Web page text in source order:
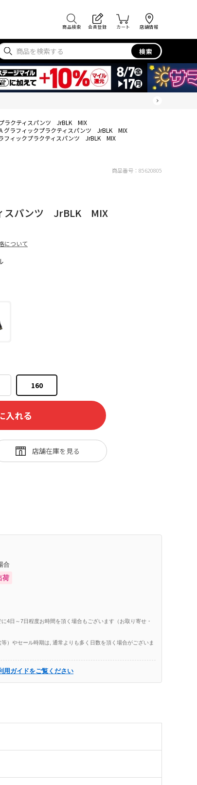
商品検索 会員登録 カート 店舗情報
検索
ラクティスパンツ JrBLK MIX
グラフィックプラクティスパンツ JrBLK MIX
フィックプラクティスパンツ JrBLK MIX
スパンツ JrBLK MIX
について
160
入れる
商品番号： 85620805
合
荷
4日～7日程度お時間を頂く場合もございます（お取り寄せ・
）やセール時期は, 通常よりも多く日数を頂く場合がございま
用ガイドをご覧ください